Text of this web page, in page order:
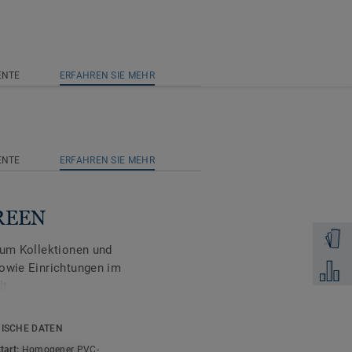
ERFAHREN SIE MEHR
Zum
ERFAHREN SIE MEHR
Kollektionen und
Einrichtungen im
DATEN
Homogener PVC-